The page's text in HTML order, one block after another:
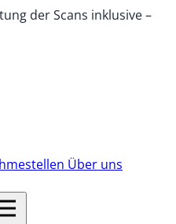
der Scans inklusive–
Über uns